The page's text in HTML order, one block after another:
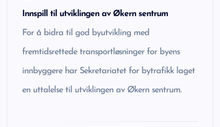
Innspill til utviklingen av Økern sentrum
For å bidra til god byutvikling med
fremtidsrettede transportløsninger for byens
innbyggere har Sekretariatet for bytrafikk laget
en uttalelse til utviklingen av Økern sentrum.